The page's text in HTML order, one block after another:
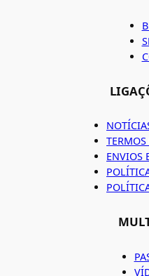
ENVIOS